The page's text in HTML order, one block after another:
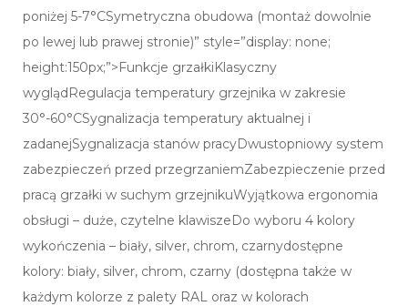
poniżej 5-7°CSymetryczna obudowa (montaż dowolnie
po lewej lub prawej stronie)” style=”display: none;
height:150px;”>Funkcje grzałkiKlasyczny
wyglądRegulacja temperatury grzejnika w zakresie
30°-60°CSygnalizacja temperatury aktualnej i
zadanejSygnalizacja stanów pracyDwustopniowy system
zabezpieczeń przed przegrzaniemZabezpieczenie przed
pracą grzałki w suchym grzejnikuWyjątkowa ergonomia
obsługi – duże, czytelne klawiszeDo wyboru 4 kolory
wykończenia – biały, silver, chrom, czarnydostępne
kolory: biały, silver, chrom, czarny (dostępna także w
każdym kolorze z palety RAL oraz w kolorach